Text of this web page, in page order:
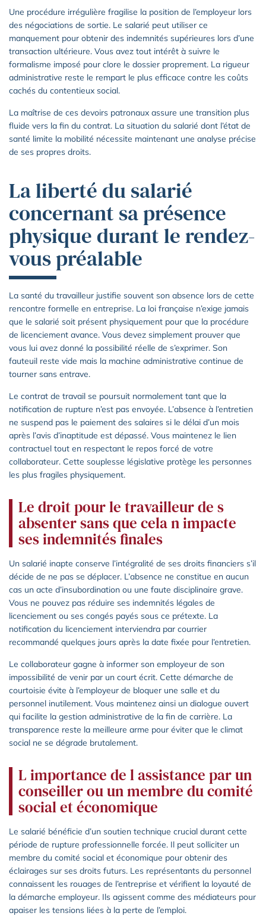
Une procédure irrégulière fragilise la position de l’employeur lors
des négociations de sortie. Le salarié peut utiliser ce
manquement pour obtenir des indemnités supérieures lors d’une
transaction ultérieure. Vous avez tout intérêt à suivre le
formalisme imposé pour clore le dossier proprement. La rigueur
administrative reste le rempart le plus efficace contre les coûts
cachés du contentieux social.
La maîtrise de ces devoirs patronaux assure une transition plus
fluide vers la fin du contrat. La situation du salarié dont l’état de
santé limite la mobilité nécessite maintenant une analyse précise
de ses propres droits.
La liberté du salarié
concernant sa présence
physique durant le rendez-
vous préalable
La santé du travailleur justifie souvent son absence lors de cette
rencontre formelle en entreprise. La loi française n’exige jamais
que le salarié soit présent physiquement pour que la procédure
de licenciement avance. Vous devez simplement prouver que
vous lui avez donné la possibilité réelle de s’exprimer. Son
fauteuil reste vide mais la machine administrative continue de
tourner sans entrave.
Le contrat de travail se poursuit normalement tant que la
notification de rupture n’est pas envoyée. L’absence à l’entretien
ne suspend pas le paiement des salaires si le délai d’un mois
après l’avis d’inaptitude est dépassé. Vous maintenez le lien
contractuel tout en respectant le repos forcé de votre
collaborateur. Cette souplesse législative protège les personnes
les plus fragiles physiquement.
Le droit pour le travailleur de s
absenter sans que cela n impacte
ses indemnités finales
Un salarié inapte conserve l’intégralité de ses droits financiers s’il
décide de ne pas se déplacer. L’absence ne constitue en aucun
cas un acte d’insubordination ou une faute disciplinaire grave.
Vous ne pouvez pas réduire ses indemnités légales de
licenciement ou ses congés payés sous ce prétexte. La
notification du licenciement interviendra par courrier
recommandé quelques jours après la date fixée pour l’entretien.
Le collaborateur gagne à informer son employeur de son
impossibilité de venir par un court écrit. Cette démarche de
courtoisie évite à l’employeur de bloquer une salle et du
personnel inutilement. Vous maintenez ainsi un dialogue ouvert
qui facilite la gestion administrative de la fin de carrière. La
transparence reste la meilleure arme pour éviter que le climat
social ne se dégrade brutalement.
L importance de l assistance par un
conseiller ou un membre du comité
social et économique
Le salarié bénéficie d’un soutien technique crucial durant cette
période de rupture professionnelle forcée. Il peut solliciter un
membre du comité social et économique pour obtenir des
éclairages sur ses droits futurs. Les représentants du personnel
connaissent les rouages de l’entreprise et vérifient la loyauté de
la démarche employeur. Ils agissent comme des médiateurs pour
apaiser les tensions liées à la perte de l’emploi.